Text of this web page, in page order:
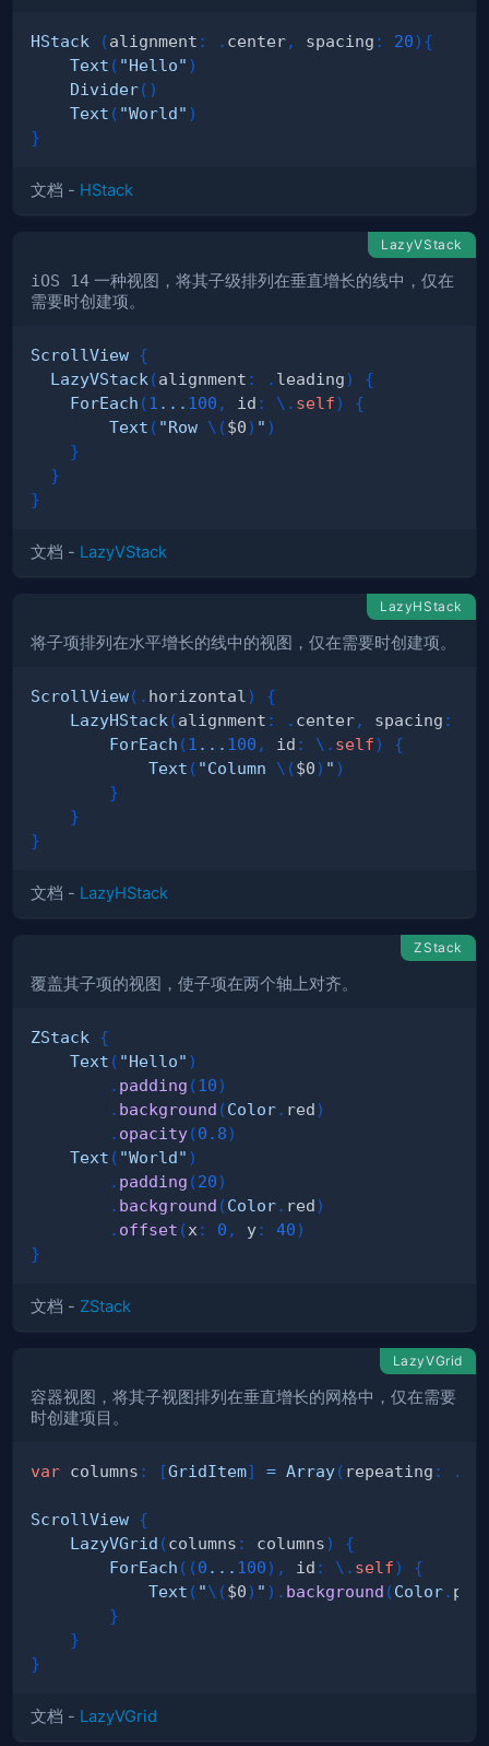
HStack (alignment : . center, spacing : 20) {
Text ( "Hello" )
Divider( )
Text ( "World" )
}
文档 - HStack
LazyVStack
iOS 14 一种视图，将其子级排列在垂直增长的线中，仅在
需要时创建项。
ScrollView {
LazyVStack (alignment : . leading)
{
ForEach (1 ... 100 , id : \ . self)
{
Text ( "Row \($0) " )
}
}
}
文档 - LazyVStack
LazyHStack
将子项排列在水平增长的线中的视图，仅在需要时创建项。
ScrollView( . horizontal )
{
LazyHStack (alignment : . center, spacing :
ForEach (1 ... 100 , id : \ . self)
{
Text ( "Column \($0) " )
}
}
}
文档 - LazyHStack
ZStack
覆盖其子项的视图，使子项在两个轴上对齐。
ZStack
{
Text ( "Hello" )
. padding (10)
. background (Color. red)
. opacity(0.8)
Text ( "World" )
. padding (20)
. background (Color. red)
. offset (x : 0 , y: 40)
}
文档 - ZStack
LazyVGrid
容器视图，将其子视图排列在垂直增长的网格中，仅在需要
时创建项目。
var columns : [GridItem] = Array( repeating : .
ScrollView {
LazyVGrid (columns : columns)
{
ForEach ( (0 ... 100) , id : \ . self)
{
Text ( "\($0) " ) . background (Color.
}
}
}
文档 - LazyVGrid